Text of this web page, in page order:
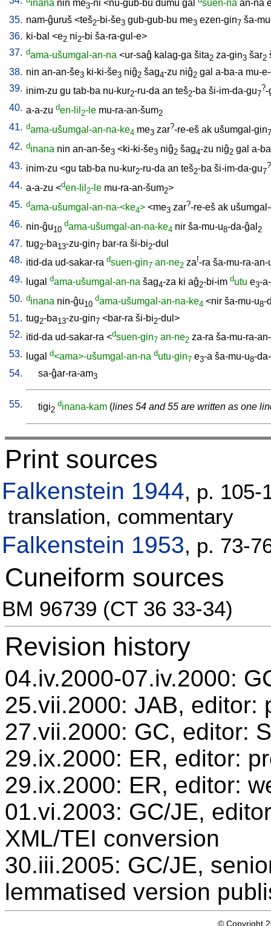
inana nin me3-ni <nu-gub-bu dumu gal suen-na an-na
35. nam-ĝuruš <teš2-bi-še3 gub-gub-bu me3 ezen-gin7 ša-
36. ki-bal <e2 ni2-bi ša-ra-gul-e>
37. dama-ušumgal-an-na <ur-saĝ kalag-ga šita2 za-gin3 šar2
38. nin an-an-še3 ki-ki-še3 niĝ2 šag4-zu niĝ2 gal a-ba-a mu-
39. inim-zu gu tab-ba nu-kur2-ru-da an teš2-ba ši-im-da-gu7
?-
40. a-a-zu den-lil 2-le mu-ra-an-šum2
41. dama-ušumgal-an-na-ke4 me3 zar?-re-eš ak ušumgal-gin7
42. dinana nin an-an-še3 <ki-ki-še3 niĝ2 šag4-zu niĝ2 gal a-
43. inim-zu <gu tab-ba nu-kur2-ru-da an teš2-ba ši-im-da-gu7
?
44. a-a-zu <den-lil 2-le mu-ra-an-šum2>
45. dama-ušumgal-an-na-<ke4> <me3 zar?-re-eš ak
46. nin-ĝu10
dama-ušumgal-an-na-ke4 nir ša-mu-u8-da-ĝal 2
47. tug2-ba13-zu-gin7 bar-ra ši-bi2-dul
48. itid-da ud-sakar-ra dsuen-gin7 an-ne2 za!-ra ša-mu-ra-an-
49.
lugal dama-ušumgal-an-na šag4-za ki aĝ2-bi-im dutu e3-
50. dinana nin-ĝu10
dama-ušumgal-an-na-ke4 <nir ša-mu-u8-
51. tug2-ba13-zu-gin7 <bar-ra ši-bi2-dul >
52. itid-da ud-sakar-ra <dsuen-gin7 an-ne2 za-ra ša-mu-ra-
53.
lugal d<ama>-ušumgal-an-na dutu-gin7 e3-a ša-mu-u8-
54.
sa-ĝar-ra-am3
55. tigi2
dinana-kam (lines 54 and 55 are written as one
Print sources
Falkenstein 1944, p. 105-
translation, commentary
Falkenstein 1953, p. 73-
Cuneiform sources
BM 96739 (CT 36 33-34)
Revision history
04.iv.2000-07.iv.2000:
25.vii.2000: JAB, editor:
27.vii.2000: GC, editor:
29.ix.2000: ER, editor:
29.ix.2000: ER, editor:
01.vi.2003: GC/JE,
XML/TEI conversion
30.iii.2005: GC/JE,
lemmatised version
© Copyright